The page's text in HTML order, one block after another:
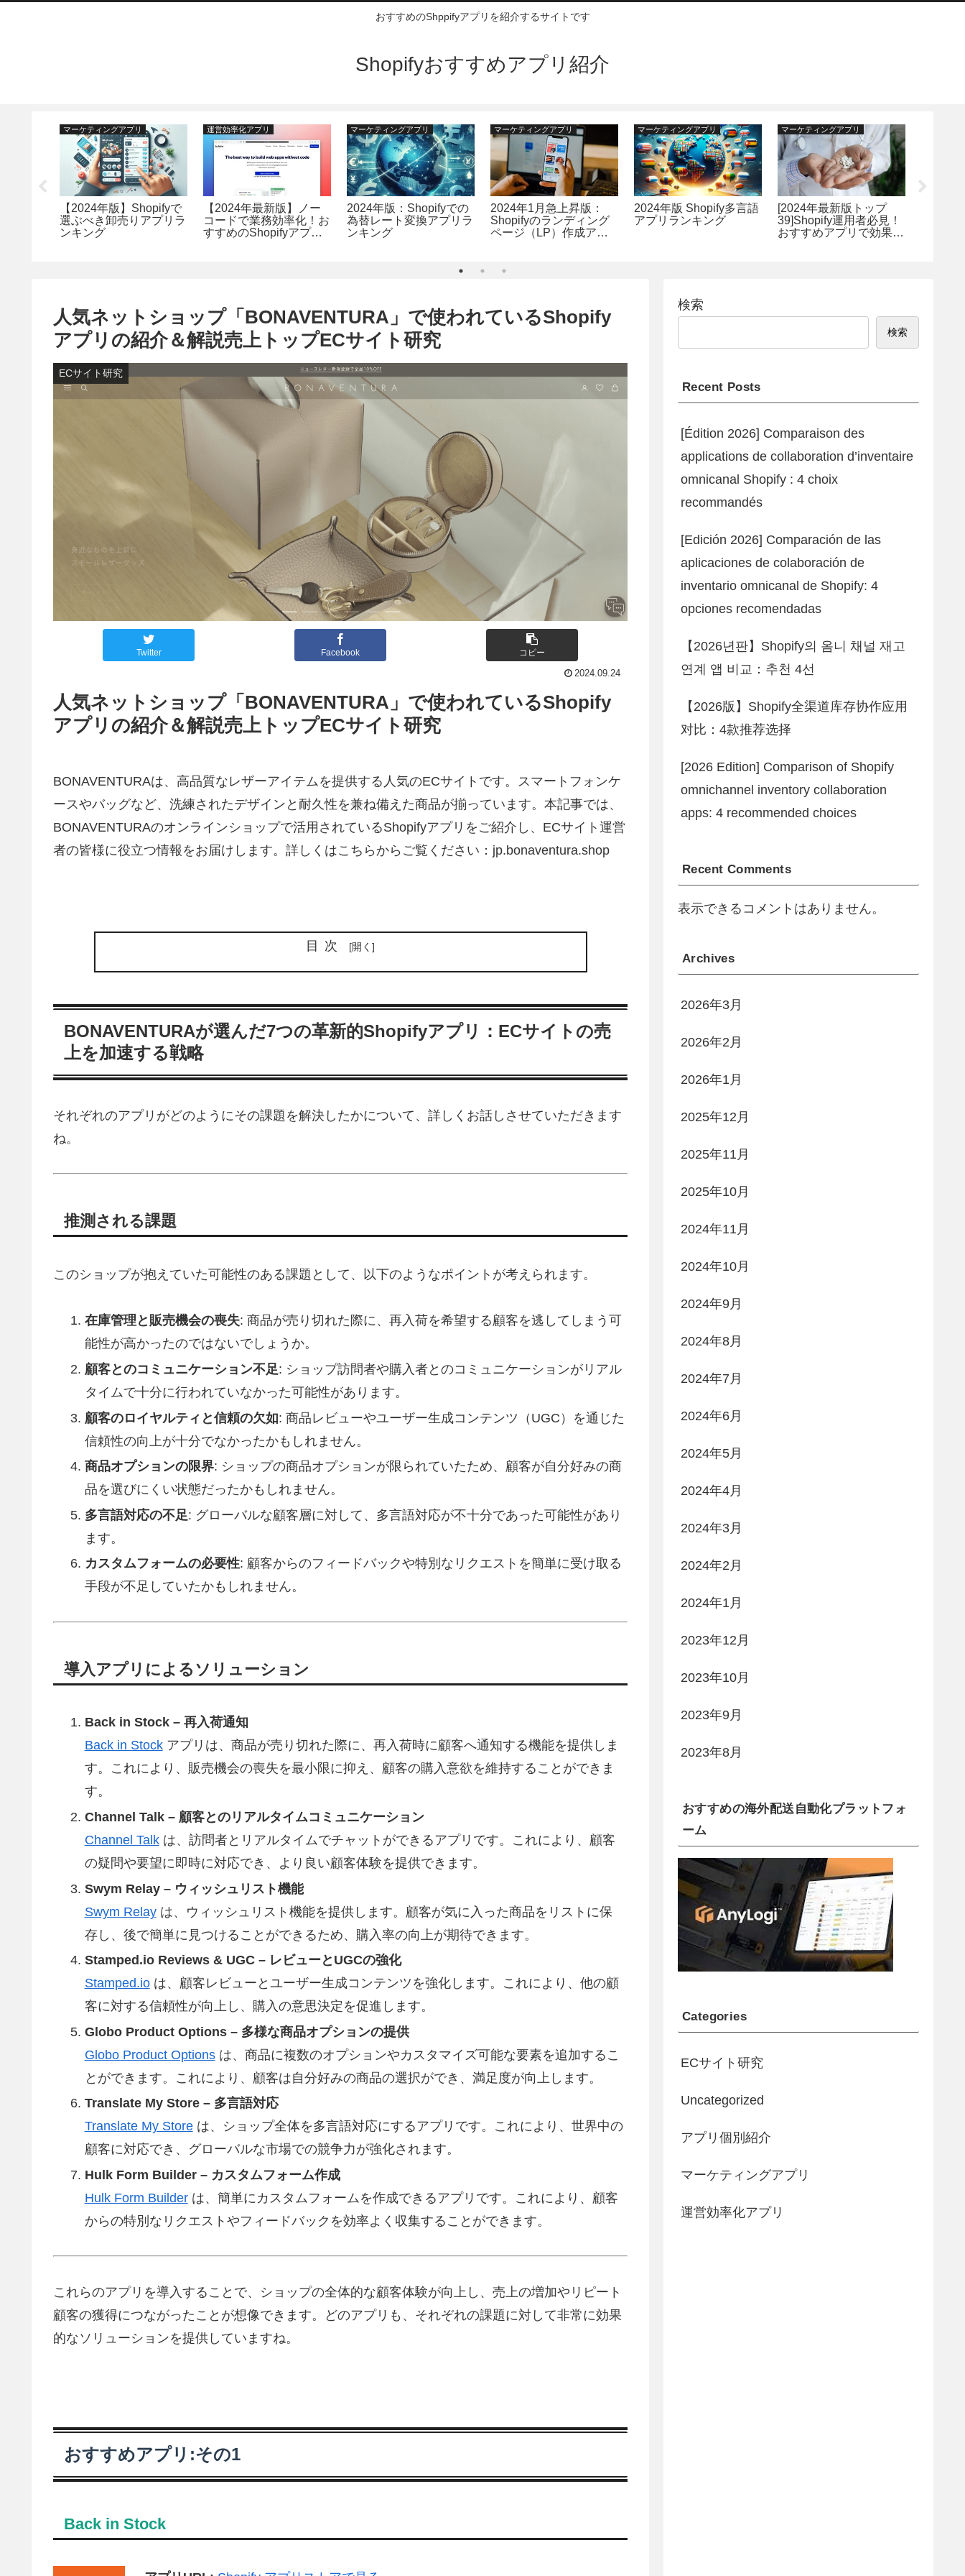
おすすめのShppifyアプリを紹介するサイトです
Shopifyおすすめアプリ紹介
マーケティングアプリ
【2024年版】Shopifyで
選ぶべき卸売りアプリラ
ンキング
運営効率化アプリ
【2024年最新版】ノー
コードで業務効率化！お
すすめのShopifyアプリ
マーケティングアプリ
2024年版：Shopifyでの
為替レート変換アプリラ
ンキング
マーケティングアプリ
2024年1月急上昇版：
Shopifyのランディング
ページ（LP）作成アプ
徹底比較
マーケティングアプリ
2024年版 Shopify多言語
アプリランキング
マーケティングアプリ
[2024年最新版トップ
39]Shopify運用者必見！
おすすめアプリで効果的
人気ネットショップ「BONAVENTURA」で使われているShopify
アプリの紹介＆解説売上トップECサイト研究
ECサイト研究
Twitter Facebook コピー
2024.09.24
人気ネットショップ「BONAVENTURA」で使われているShopify
アプリの紹介＆解説売上トップECサイト研究
BONAVENTURAは、高品質なレザーアイテムを提供する人気のECサイトです。スマートフォンケ
ースやバッグなど、洗練されたデザインと耐久性を兼ね備えた商品が揃っています。本記事では、
BONAVENTURAのオンラインショップで活用されているShopifyアプリをご紹介し、ECサイト運営
者の皆様に役立つ情報をお届けします。詳しくはこちらからご覧ください：jp.bonaventura.shop
目次
BONAVENTURAが選んだ7つの革新的Shopifyアプリ：ECサイトの売
上を加速する戦略
それぞれのアプリがどのようにその課題を解決したかについて、詳しくお話しさせていただきます
ね。
推測される課題
このショップが抱えていた可能性のある課題として、以下のようなポイントが考えられます。
在庫管理と販売機会の喪失: 商品が売り切れた際に、再入荷を希望する顧客を逃してしまう可
能性が高かったのではないでしょうか。
顧客とのコミュニケーション不足: ショップ訪問者や購入者とのコミュニケーションがリアル
タイムで十分に行われていなかった可能性があります。
顧客のロイヤルティと信頼の欠如: 商品レビューやユーザー生成コンテンツ（UGC）を通じた
信頼性の向上が十分でなかったかもしれません。
商品オプションの限界: ショップの商品オプションが限られていたため、顧客が自分好みの商
品を選びにくい状態だったかもしれません。
多言語対応の不足: グローバルな顧客層に対して、多言語対応が不十分であった可能性があり
ます。
カスタムフォームの必要性: 顧客からのフィードバックや特別なリクエストを簡単に受け取る
手段が不足していたかもしれません。
導入アプリによるソリューション
Back in Stock – 再入荷通知
Back in Stockアプリは、商品が売り切れた際に、再入荷時に顧客へ通知する機能を提供しま
す。これにより、販売機会の喪失を最小限に抑え、顧客の購入意欲を維持することができま
す。
Channel Talk – 顧客とのリアルタイムコミュニケーション
Channel Talkは、訪問者とリアルタイムでチャットができるアプリです。これにより、顧客
の疑問や要望に即時に対応でき、より良い顧客体験を提供できます。
Swym Relay – ウィッシュリスト機能
Swym Relayは、ウィッシュリスト機能を提供します。顧客が気に入った商品をリストに保
存し、後で簡単に見つけることができるため、購入率の向上が期待できます。
Stamped.io Reviews & UGC – レビューとUGCの強化
Stamped.ioは、顧客レビューとユーザー生成コンテンツを強化します。これにより、他の顧
客に対する信頼性が向上し、購入の意思決定を促進します。
Globo Product Options – 多様な商品オプションの提供
Globo Product Optionsは、商品に複数のオプションやカスタマイズ可能な要素を追加するこ
とができます。これにより、顧客は自分好みの商品の選択ができ、満足度が向上します。
Translate My Store – 多言語対応
Translate My Storeは、ショップ全体を多言語対応にするアプリです。これにより、世界中の
顧客に対応でき、グローバルな市場での競争力が強化されます。
Hulk Form Builder – カスタムフォーム作成
Hulk Form Builderは、簡単にカスタムフォームを作成できるアプリです。これにより、顧客
からの特別なリクエストやフィードバックを効率よく収集することができます。
これらのアプリを導入することで、ショップの全体的な顧客体験が向上し、売上の増加やリピート
顧客の獲得につながったことが想像できます。どのアプリも、それぞれの課題に対して非常に効果
的なソリューションを提供していますね。
おすすめアプリ:その1
Back in Stock
検索
検索
Recent Posts
[Édition 2026] Comparaison des
applications de collaboration d’inventaire
omnicanal Shopify : 4 choix
recommandés
[Edición 2026] Comparación de las
aplicaciones de colaboración de
inventario omnicanal de Shopify: 4
opciones recomendadas
【2026년판】Shopify의 옴니 채널 재고
연계 앱 비교：추천 4선
【2026版】Shopify全渠道库存协作应用
对比：4款推荐选择
[2026 Edition] Comparison of Shopify
omnichannel inventory collaboration
apps: 4 recommended choices
Recent Comments
表示できるコメントはありません。
Archives
2026年3月
2026年2月
2026年1月
2025年12月
2025年11月
2025年10月
2024年11月
2024年10月
2024年9月
2024年8月
2024年7月
2024年6月
2024年5月
2024年4月
2024年3月
2024年2月
2024年1月
2023年12月
2023年10月
2023年9月
2023年8月
おすすめの海外配送自動化プラットフォ
ーム
Categories
ECサイト研究
Uncategorized
アプリ個別紹介
マーケティングアプリ
運営効率化アプリ